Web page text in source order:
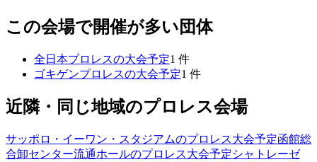
この会場で開催が多い団体
全日本プロレスの大会予定1 件
ゴキゲンプロレスの大会予定1 件
近隣・同じ地域のプロレス会場
サッポロ・イーワン・スタジアムのプロレス大会予定函館総
合卸センター流通ホールのプロレス大会予定シャトレーゼ